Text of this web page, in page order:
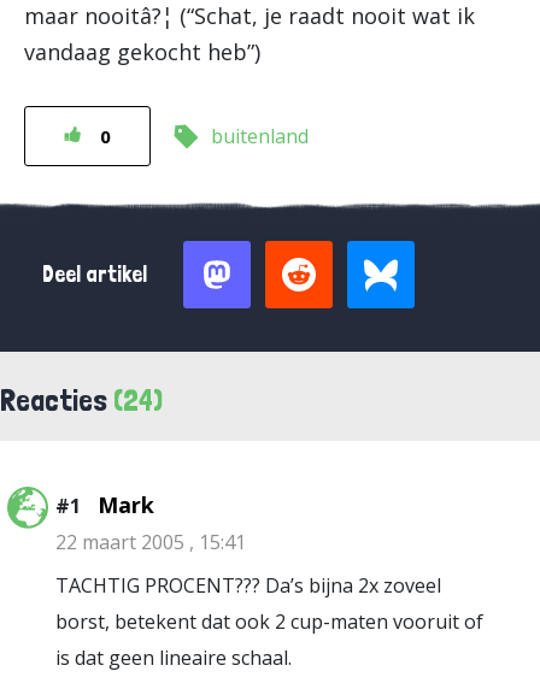
maar nooitâ?¦ (“Schat, je raadt nooit wat ik
vandaag gekocht heb”)
0 buitenland
Deel artikel
Reacties (24)
#1 Mark
22 maart 2005 , 15:41
TACHTIG PROCENT??? Da’s bijna 2x zoveel
borst, betekent dat ook 2 cup-maten vooruit of
is dat geen lineaire schaal.